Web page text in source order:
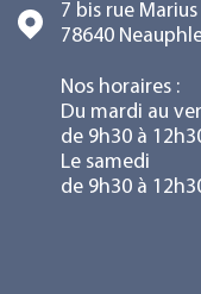
7 bis rue
78640
Nos horaires :
Du mardi au
de 9h30 à
Le samedi
de 9h30 à